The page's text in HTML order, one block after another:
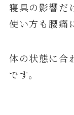
寝具の影響だ
使い方も腰痛
体の状態に合
です。